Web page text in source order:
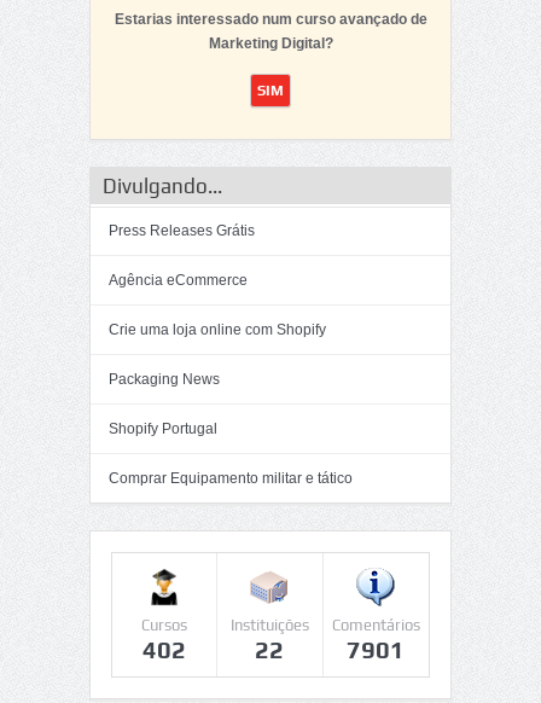
Estarias interessado num curso avançado de
Marketing Digital?
Divulgando...
Press Releases Grátis
Agência eCommerce
Crie uma loja online com Shopify
Packaging News
Shopify Portugal
Comprar Equipamento militar e tático
Cursos
402
Instituições
22
Comentários
7901